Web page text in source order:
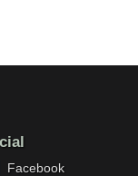
Facebook